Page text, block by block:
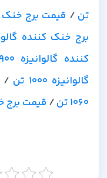
تن / قیمت برج خنک
برج خنک کننده گالوانیزه
کننده گالوانیزه 900 تن
گالوانیزه 1000 تن
/
1060 تن
/ قیمت برج